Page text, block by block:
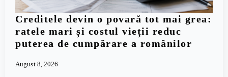
Creditele devin o povară tot mai grea:
ratele mari și costul vieții reduc
puterea de cumpărare a românilor
August 8, 2026